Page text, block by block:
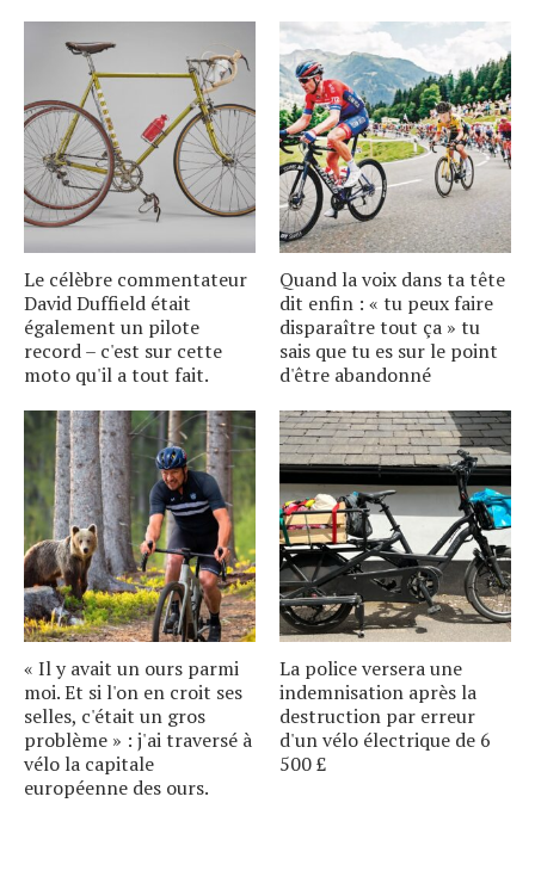
Le célèbre commentateur
David Duffield était
également un pilote
record – c'est sur cette
moto qu'il a tout fait.
Quand la voix dans ta tête
dit enfin : « tu peux faire
disparaître tout ça » tu
sais que tu es sur le point
d'être abandonné
« Il y avait un ours parmi
moi. Et si l'on en croit ses
selles, c'était un gros
problème » : j'ai traversé à
vélo la capitale
européenne des ours.
La police versera une
indemnisation après la
destruction par erreur
d'un vélo électrique de 6
500 £